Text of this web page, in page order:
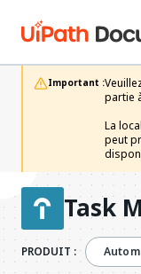
Important :
partie
La
peut
Task
PRODUIT :